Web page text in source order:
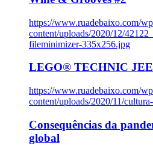
https://www.ruadebaixo.com/
content/uploads/2020/12/
fileminimizer-335x256.jpg
LEGO® TECHNIC
https://www.ruadebaixo.com/
content/uploads/2020/11/
Consequências da
global